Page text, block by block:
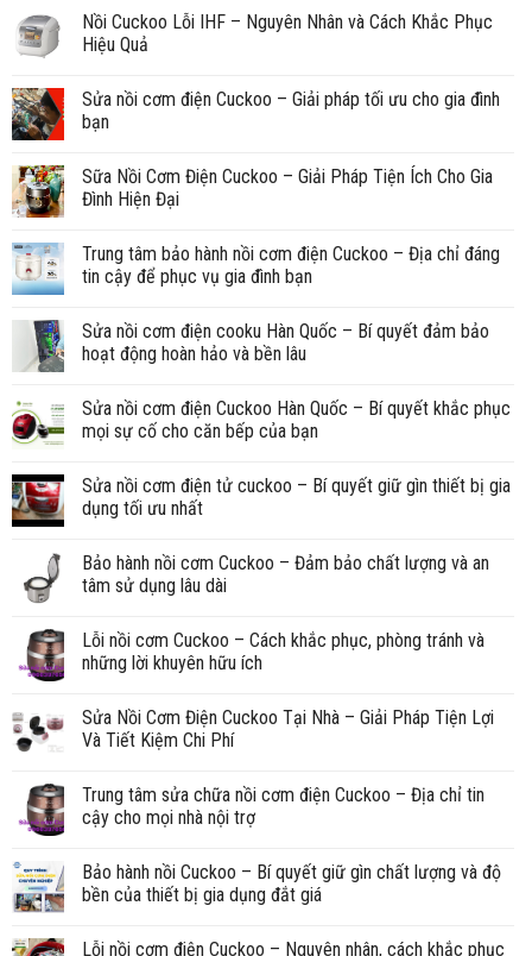
Nồi Cuckoo Lỗi IHF – Nguyên Nhân và Cách Khắc Phục
Hiệu Quả
Sửa nồi cơm điện Cuckoo – Giải pháp tối ưu cho gia đình
bạn
Sữa Nồi Cơm Điện Cuckoo – Giải Pháp Tiện Ích Cho Gia
Đình Hiện Đại
Trung tâm bảo hành nồi cơm điện Cuckoo – Địa chỉ đáng
tin cậy để phục vụ gia đình bạn
Sửa nồi cơm điện cooku Hàn Quốc – Bí quyết đảm bảo
hoạt động hoàn hảo và bền lâu
Sửa nồi cơm điện Cuckoo Hàn Quốc – Bí quyết khắc phục
mọi sự cố cho căn bếp của bạn
Sửa nồi cơm điện tử cuckoo – Bí quyết giữ gìn thiết bị gia
dụng tối ưu nhất
Bảo hành nồi cơm Cuckoo – Đảm bảo chất lượng và an
tâm sử dụng lâu dài
Lỗi nồi cơm Cuckoo – Cách khắc phục, phòng tránh và
những lời khuyên hữu ích
Sửa Nồi Cơm Điện Cuckoo Tại Nhà – Giải Pháp Tiện Lợi
Và Tiết Kiệm Chi Phí
Trung tâm sửa chữa nồi cơm điện Cuckoo – Địa chỉ tin
cậy cho mọi nhà nội trợ
Bảo hành nồi Cuckoo – Bí quyết giữ gìn chất lượng và độ
bền của thiết bị gia dụng đắt giá
Lỗi nồi cơm điện Cuckoo – Nguyên nhân, cách khắc phục